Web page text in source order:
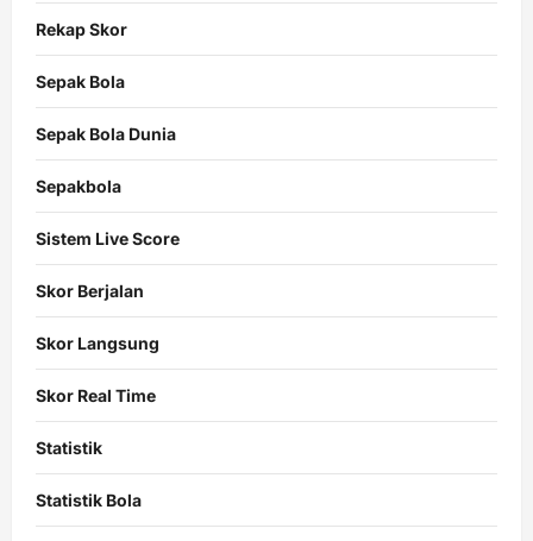
Rekap Skor
Sepak Bola
Sepak Bola Dunia
Sepakbola
Sistem Live Score
Skor Berjalan
Skor Langsung
Skor Real Time
Statistik
Statistik Bola